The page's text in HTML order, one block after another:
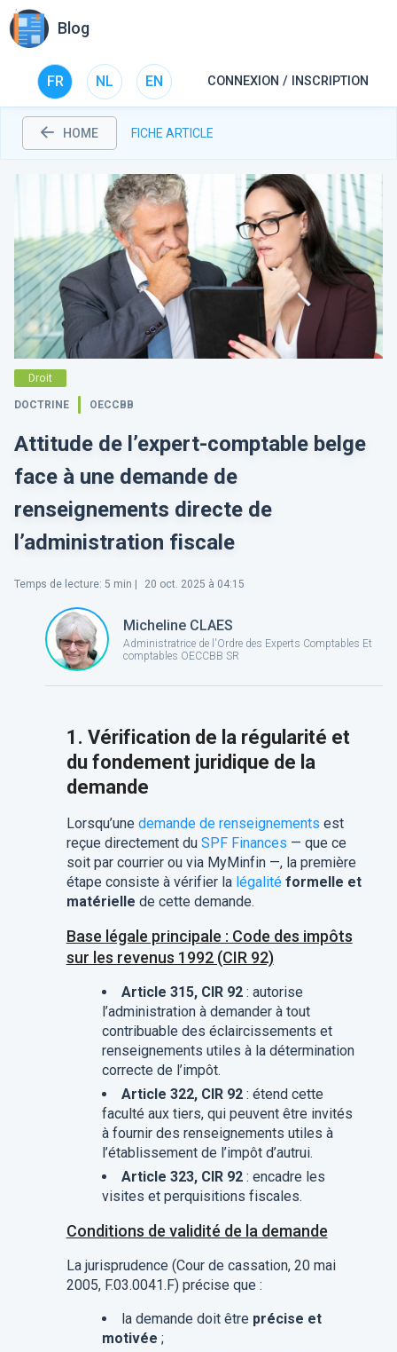
Blog
FR NL EN CONNEXION / INSCRIPTION
HOME FICHE ARTICLE
Droit
DOCTRINE OECCBB
Attitude de l’expert-comptable belge
face à une demande de
renseignements directe de
l’administration fiscale
Temps de lecture: 5 min | 20 oct. 2025 à 04:15
Micheline CLAES
Administratrice de l'Ordre des Experts Comptables Et
comptables OECCBB SR
1. Vérification de la régularité et
du fondement juridique de la
demande
Lorsqu’une demande de renseignements est
reçue directement du SPF Finances — que ce
soit par courrier ou via MyMinfin —, la première
étape consiste à vérifier la légalité formelle et
matérielle de cette demande.
Base légale principale : Code des impôts
sur les revenus 1992 (CIR 92)
Article 315, CIR 92: autorise
l’administration à demander à tout
contribuable des éclaircissements et
renseignements utiles à la détermination
correcte de l’impôt.
Article 322, CIR 92: étend cette
faculté aux tiers, qui peuvent être invités
à fournir des renseignements utiles à
l’établissement de l’impôt d’autrui.
Article 323, CIR 92: encadre les
visites et perquisitions fiscales.
Conditions de validité de la demande
La jurisprudence (Cour de cassation, 20 mai
2005, F.03.0041.F) précise que :
la demande doit être précise et
motivée ;